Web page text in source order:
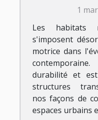
1
Les habitats
s'imposent
motrice dans
durabilité et
structures
nos façons de
espaces urbains